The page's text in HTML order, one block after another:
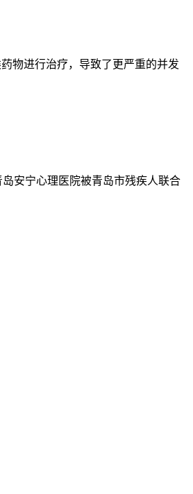
物进行治疗，导致了更严重的并发
安宁心理医院被青岛市残疾人联合